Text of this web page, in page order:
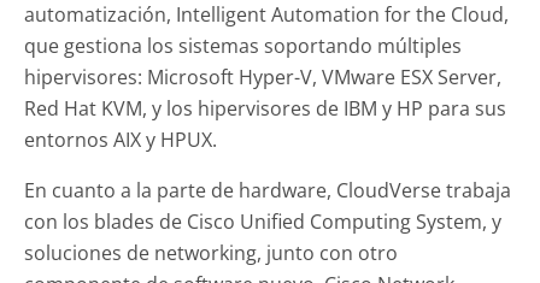
automatización, Intelligent Automation for the Cloud,
que gestiona los sistemas soportando múltiples
hipervisores: Microsoft Hyper-V, VMware ESX Server,
Red Hat KVM, y los hipervisores de IBM y HP para sus
entornos AIX y HPUX.
En cuanto a la parte de hardware, CloudVerse trabaja
con los blades de Cisco Unified Computing System, y
soluciones de networking, junto con otro